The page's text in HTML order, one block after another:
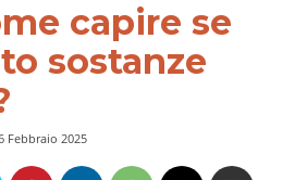
capire se
sostanze
Febbraio 2025